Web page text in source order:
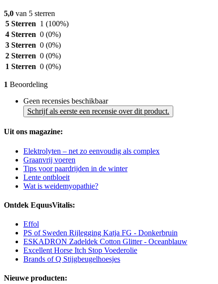
5,0 van 5 sterren
5 Sterren 1 (100%)
4 Sterren 0 (0%)
3 Sterren 0 (0%)
2 Sterren 0 (0%)
1 Sterren 0 (0%)
1 Beoordeling
Geen recensies beschikbaar
Schrijf als eerste een recensie over dit product.
Uit ons magazine:
Elektrolyten – net zo eenvoudig als complex
Graanvrij voeren
Tips voor paardrijden in de winter
Lente ontbloeit
Wat is weidemyopathie?
Ontdek EquusVitalis:
Effol
PS of Sweden Rijlegging Katja FG - Donkerbruin
ESKADRON Zadeldek Cotton Glitter - Oceanblauw
Excellent Horse Itch Stop Voederolie
Brands of Q Stijgbeugelhoesjes
Nieuwe producten: